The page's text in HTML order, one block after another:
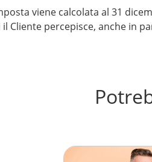
viene calcolata al 31
il Cliente percepisce, anche in